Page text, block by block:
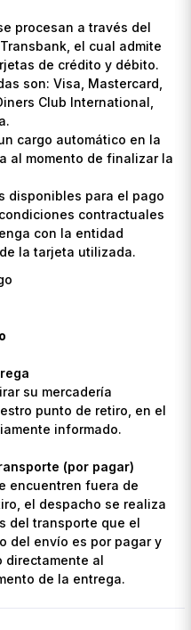
procesan a través del
el cual admite
de crédito y débito.
son: Visa, Mastercard,
Club International,
cargo automático en la
al momento de finalizar la
disponibles para el pago
contractuales
con la entidad
la tarjeta utilizada.
su mercadería
punto de retiro, en el
informado.
(por pagar)
encuentren fuera de
el despacho se realiza
del transporte que el
del envío es por pagar y
directamente al
de la entrega.